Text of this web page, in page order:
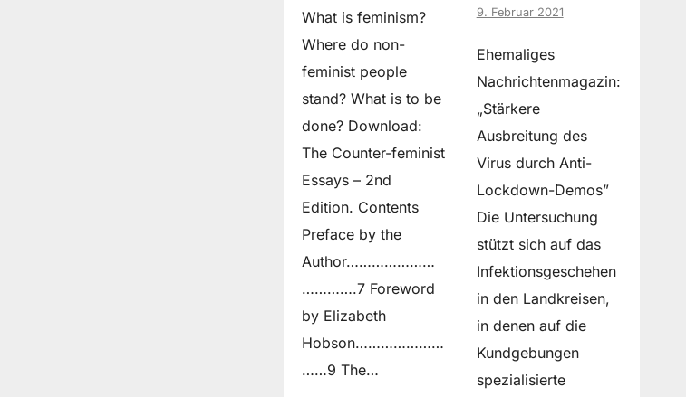
What is feminism?
Where do non­
feminist people
stand? What is to be
done? Download:
The Counter-feminist
Essays – 2nd
Edition. Contents
Preface by the
Author…………………
………….7 Foreword
by Elizabeth
Hobson…………………
……9 The…
9. Februar 2021
Ehemaliges
Nachrichtenmagazin:
„Stärkere
Ausbreitung des
Virus durch Anti-
Lockdown-Demos”
Die Untersuchung
stützt sich auf das
Infektionsgeschehen
in den Landkreisen,
in denen auf die
Kundgebungen
spezialisierte